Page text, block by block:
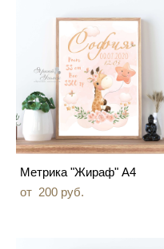
Метрика "Жираф" А4
от 200 pуб.